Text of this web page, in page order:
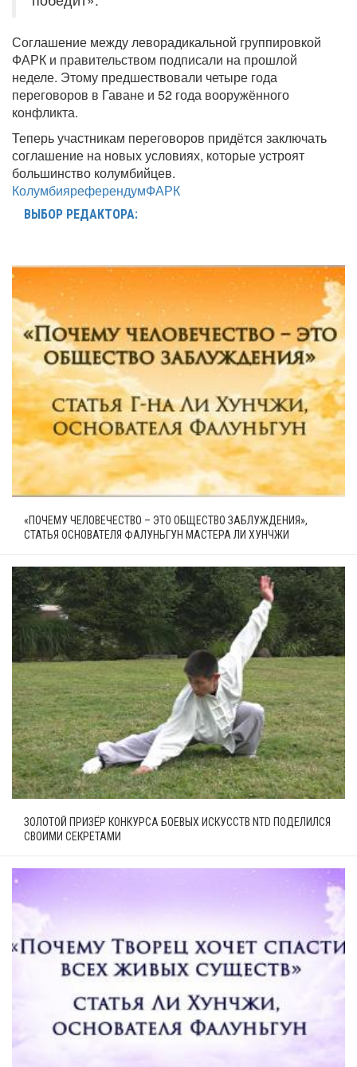
Соглашение между леворадикальной группировкой
ФАРК и правительством подписали на прошлой
неделе. Этому предшествовали четыре года
переговоров в Гаване и 52 года вооружённого
конфликта.
Теперь участникам переговоров придётся заключать
соглашение на новых условиях, которые устроят
большинство колумбийцев.
КолумбияреферендумФАРК
ВЫБОР РЕДАКТОРА:
«ПОЧЕМУ ЧЕЛОВЕЧЕСТВО – ЭТО ОБЩЕСТВО ЗАБЛУЖДЕНИЯ»,
СТАТЬЯ ОСНОВАТЕЛЯ ФАЛУНЬГУН МАСТЕРА ЛИ ХУНЧЖИ
ЗОЛОТОЙ ПРИЗЁР КОНКУРСА БОЕВЫХ ИСКУССТВ NTD ПОДЕЛИЛСЯ
СВОИМИ СЕКРЕТАМИ